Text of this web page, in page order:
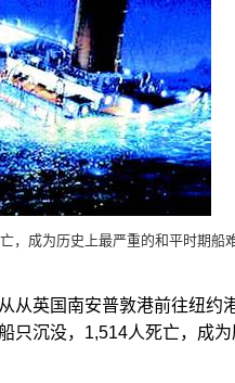
，成为历史上最严重的和平时期船难
从英国南安普敦港前往纽约
只沉没，1,514人死亡，成为